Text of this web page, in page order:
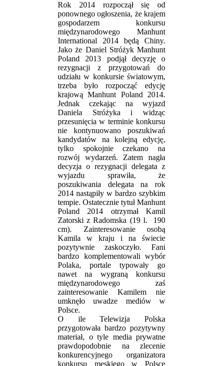
Rok 2014 rozpoczął się od
ponownego ogłoszenia, że krajem
gospodarzem konkursu
międzynarodowego Manhunt
International 2014 będą Chiny.
Jako że Daniel Stróżyk Manhunt
Poland 2013 podjął decyzję o
rezygnacji z przygotowań do
udziału w konkursie światowym,
trzeba było rozpocząć edycję
krajową Manhunt Poland 2014.
Jednak czekając na wyjazd
Daniela Stróżyka i widząc
przesunięcia w terminie konkursu
nie kontynuowano poszukiwań
kandydatów na kolejną edycję,
tylko spokojnie czekano na
rozwój wydarzeń. Zatem nagła
decyzja o rezygnacji delegata z
wyjazdu sprawiła, że
poszukiwania delegata na rok
2014 nastąpiły w bardzo szybkim
tempie. Ostatecznie tytuł Manhunt
Poland 2014 otrzymał Kamil
Zatorski z Radomska (19 l. 190
cm). Zainteresowanie osobą
Kamila w kraju i na świecie
pozytywnie zaskoczyło. Fani
bardzo komplementowali wybór
Polaka, portale typowały go
nawet na wygraną konkursu
międzynarodowego zaś
zainteresowanie Kamilem nie
umknęło uwadze mediów w
Polsce.
O ile Telewizja Polska
przygotowała bardzo pozytywny
materiał, o tyle media prywatne
prawdopodobnie na zlecenie
konkurencyjnego organizatora
konkursu męskiego w Polsce